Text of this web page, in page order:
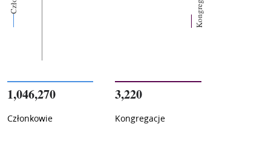
1,046,270
Członkowie
3,220
Kongregacje